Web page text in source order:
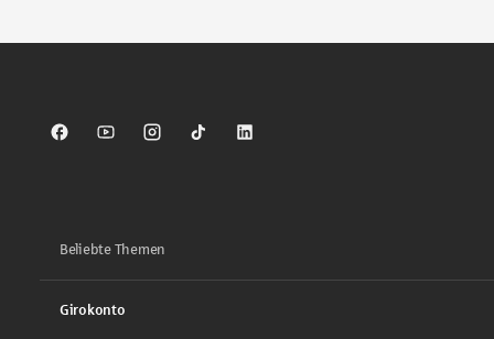
Sparkasse auf Facebook
Sparkasse auf Youtube
Sparkasse auf Instagram
Sparkasse auf TikTok
Sparkasse auf LinkedIn
Beliebte Themen
Girokonto